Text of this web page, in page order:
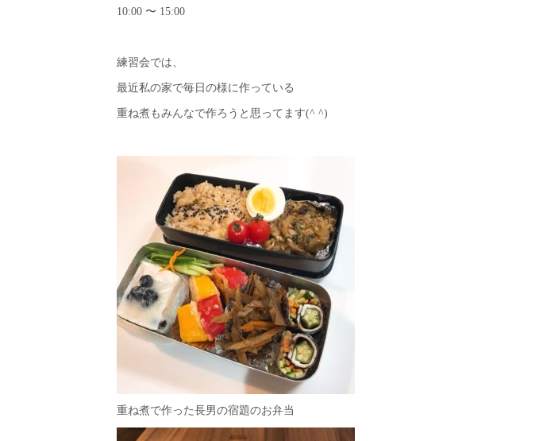
10:00 〜 15:00
練習会では、
最近私の家で毎日の様に作っている
重ね煮もみんなで作ろうと思ってます(^ ^)
重ね煮で作った長男の宿題のお弁当